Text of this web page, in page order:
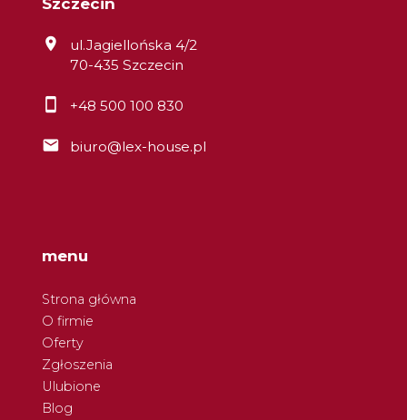
ul.Jagiellońska 4/2
70-435 Szczecin
+48 500 100 830
biuro@lex-house.pl
menu
Strona główna
O firmie
Oferty
Zgłoszenia
Ulubione
Blog